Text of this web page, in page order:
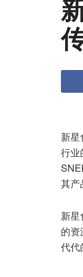
新
行业
其产
新
的
代代